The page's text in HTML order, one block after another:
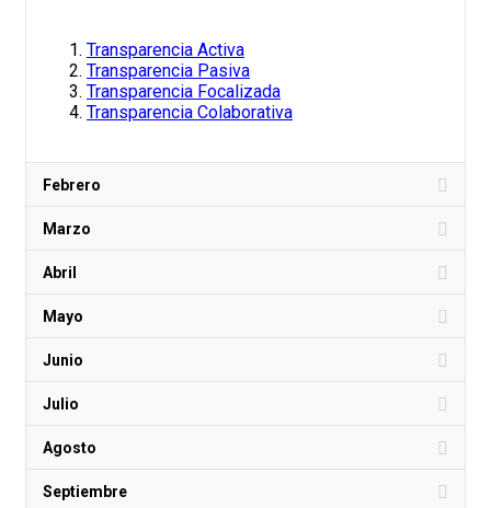
Transparencia Activa
Transparencia Pasiva
Transparencia Focalizada
Transparencia Colaborativa
Febrero
Marzo
Abril
Mayo
Junio
Julio
Agosto
Septiembre